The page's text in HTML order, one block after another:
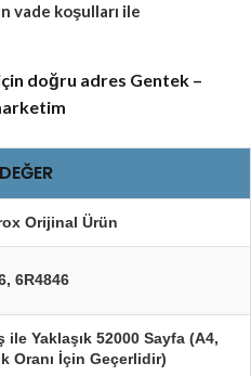
vade koşulları ile
doğru adres Gentek –
Orijinal Ürün
, 6R4846
ile Yaklaşık 52000 Sayfa (A4,
Oranı İçin Geçerlidir)